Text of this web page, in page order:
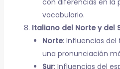
con diferencias en la
vocabulario.
Italiano del Norte y del
Norte: Influencias
una pronunciación
Sur: Influencias del